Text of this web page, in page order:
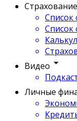
Страхование
Список
Список
Видео
Личные